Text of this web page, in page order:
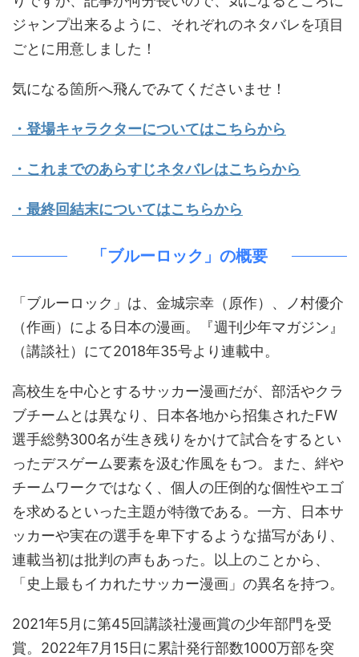
ジャンプ出来るように、それぞれのネタバレを項目
ごとに用意しました！
気になる箇所へ飛んでみてくださいませ！
・登場キャラクターについてはこちらから
・これまでのあらすじネタバレはこちらから
・最終回結末についてはこちらから
「ブルーロック」の概要
「ブルーロック」は、金城宗幸（原作）、ノ村優介
（作画）による日本の漫画。『週刊少年マガジン』
（講談社）にて2018年35号より連載中。
高校生を中心とするサッカー漫画だが、部活やクラ
ブチームとは異なり、日本各地から招集されたFW
選手総勢300名が生き残りをかけて試合をするとい
ったデスゲーム要素を汲む作風をもつ。また、絆や
チームワークではなく、個人の圧倒的な個性やエゴ
を求めるといった主題が特徴である。一方、日本サ
ッカーや実在の選手を卑下するような描写があり、
連載当初は批判の声もあった。以上のことから、
「史上最もイカれたサッカー漫画」の異名を持つ。
2021年5月に第45回講談社漫画賞の少年部門を受
賞。2022年7月15日に累計発行部数1000万部を突